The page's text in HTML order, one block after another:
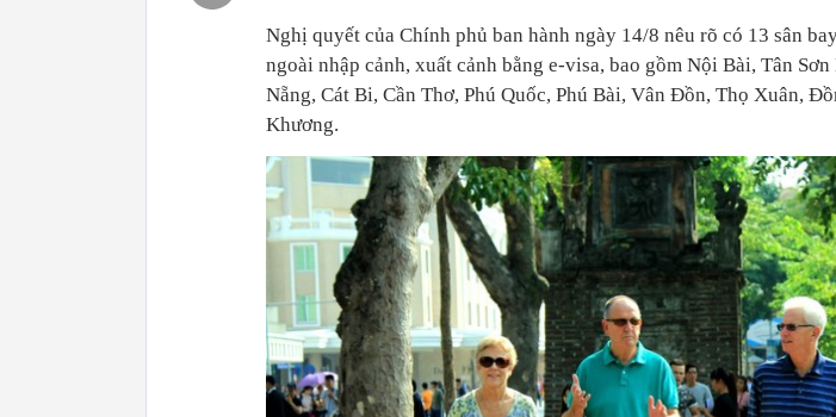
Nghị quyết của Chính phủ ban hành ngày 14/8 nêu rõ có 13 sân
ngoài nhập cảnh, xuất cảnh bằng e-visa, bao gồm Nội Bài, Tân
Nẵng, Cát Bi, Cần Thơ, Phú Quốc, Phú Bài, Vân Đồn, Thọ Xuân,
Khương.